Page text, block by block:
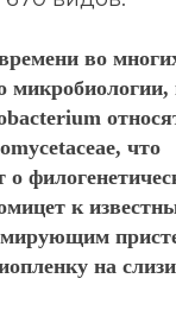
во
микробиологии,
что
о
к
на